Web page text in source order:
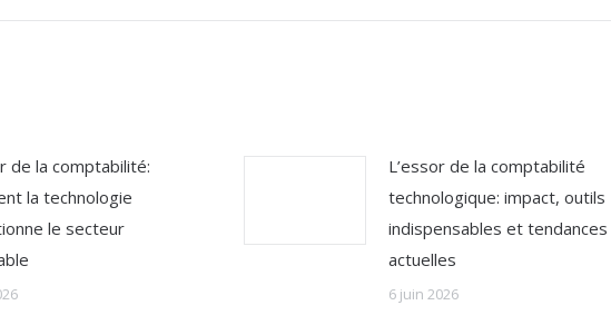
:
de la comptabilité:
la technologie
le secteur
L’essor de la comptabilité
technologique: impact, outils
indispensables et tendances
actuelles
6 juin 2026